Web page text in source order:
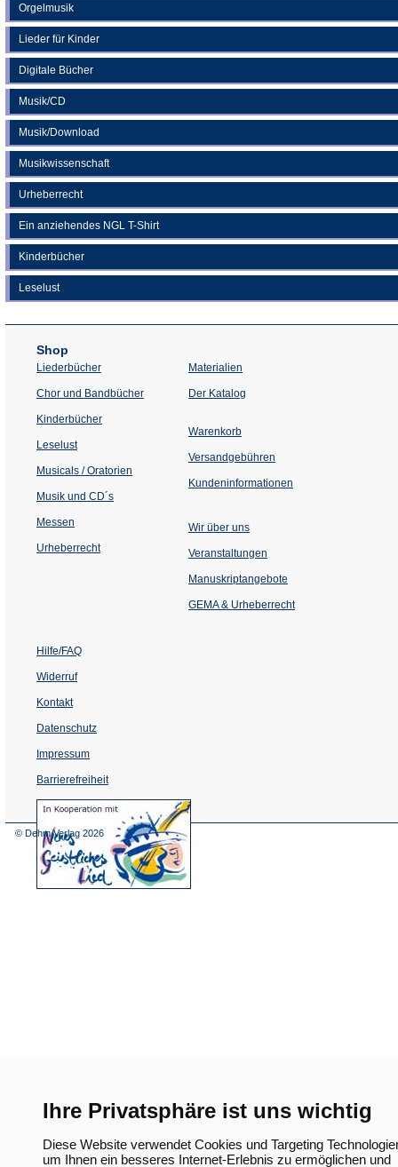
Ihre Privatsphäre ist uns wichtig
Diese Website verwendet Cookies und Targeting
um Ihnen ein besseres Internet-Erlebnis zu ermöglichen und
Orgelmusik
Lieder für Kinder
Digitale Bücher
Musik/CD
Musik/Download
Musikwissenschaft
Urheberrecht
Ein anziehendes NGL T-Shirt
Kinderbücher
Leselust
Shop
Liederbücher
Chor und Bandbücher
Kinderbücher
Leselust
Musicals / Oratorien
Musik und CD´s
Messen
Urheberrecht
Materialien
Der Katalog
Warenkorb
Versandgebühren
Kundeninformationen
Wir über uns
Veranstaltungen
einem
Tab)
Manuskriptangebote
GEMA & Urheberrecht
Hilfe/FAQ
Widerruf
Kontakt
Datenschutz
Impressum
Barrierefreiheit
(Öffnet
in
© Dehm Verlag 2026